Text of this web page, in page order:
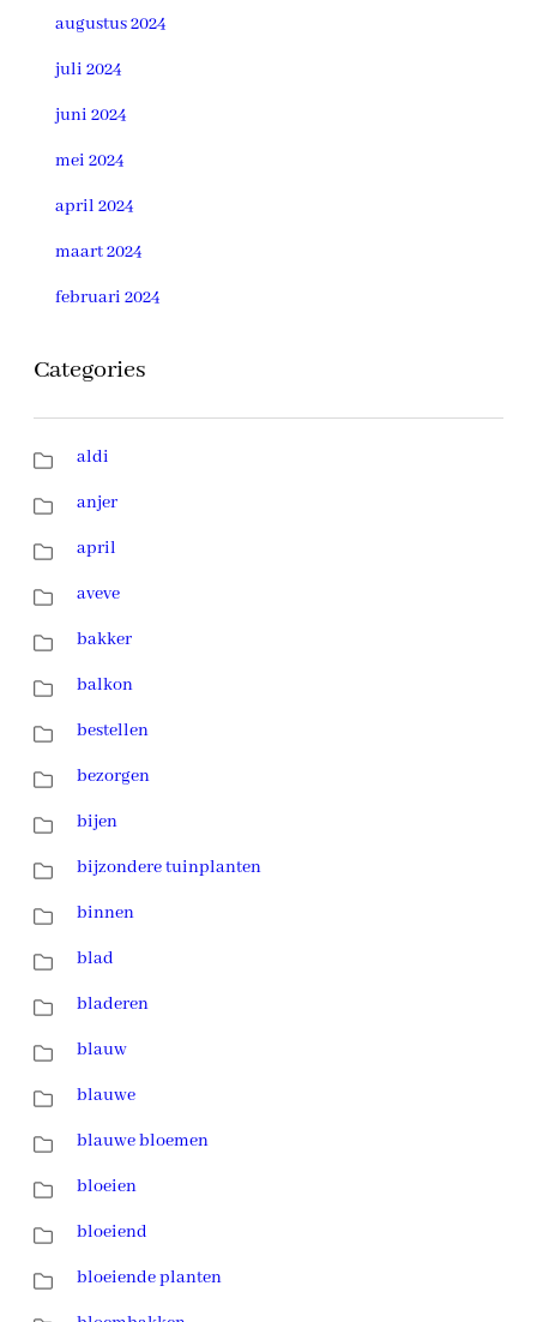
augustus 2024
juli 2024
juni 2024
mei 2024
april 2024
maart 2024
februari 2024
Categories
aldi
anjer
april
aveve
bakker
balkon
bestellen
bezorgen
bijen
bijzondere tuinplanten
binnen
blad
bladeren
blauw
blauwe
blauwe bloemen
bloeien
bloeiend
bloeiende planten